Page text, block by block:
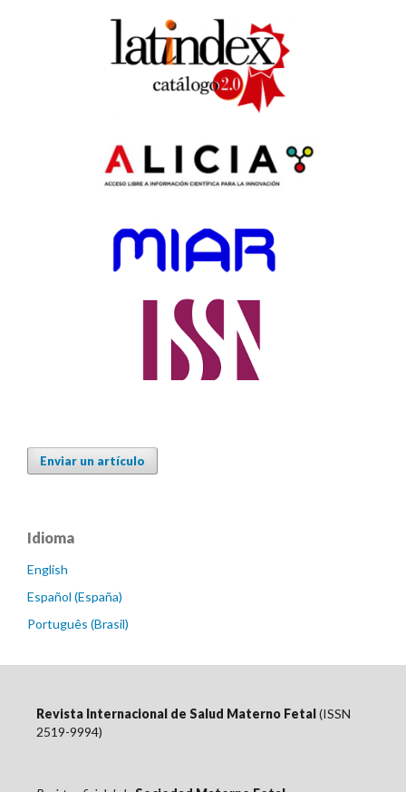
Enviar un artículo
Idioma
English
Español (España)
Português (Brasil)
Revista Internacional de Salud Materno Fetal(ISSN
2519-9994)